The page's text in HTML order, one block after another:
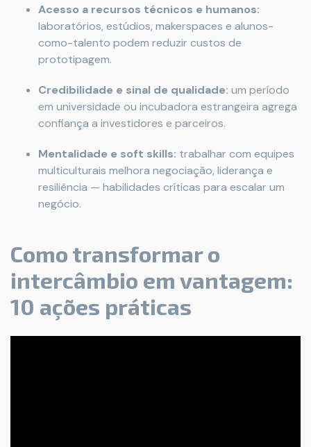
Acesso a recursos técnicos e humanos:
laboratórios, estúdios, makerspaces e alunos-
como-talento podem reduzir custos de
prototipagem.
Credibilidade e sinal de qualidade: um período
em universidade ou incubadora estrangeira agrega
confiança a investidores e parceiros.
Mentalidade e soft skills: trabalhar com equipes
multiculturais melhora negociação, liderança e
resiliência — habilidades críticas para escalar um
negócio.
Como transformar o
intercâmbio em vantagem:
10 ações práticas